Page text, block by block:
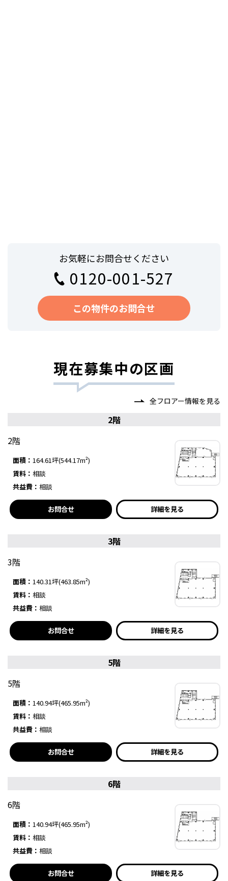
お気軽にお問合せください
0120-001-527
この物件のお問合せ
現在募集中の区画
全フロアー情報を見る
2階
2階
面積： 164.61坪(544.17m²)
賃料： 相談
共益費： 相談
お問合せ 詳細を見る
3階
3階
面積： 140.31坪(463.85m²)
賃料： 相談
共益費： 相談
お問合せ 詳細を見る
5階
5階
面積： 140.94坪(465.95m²)
賃料： 相談
共益費： 相談
お問合せ 詳細を見る
6階
6階
面積： 140.94坪(465.95m²)
賃料： 相談
共益費： 相談
お問合せ 詳細を見る